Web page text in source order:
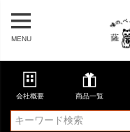
MENU
会社概要 商品一覧